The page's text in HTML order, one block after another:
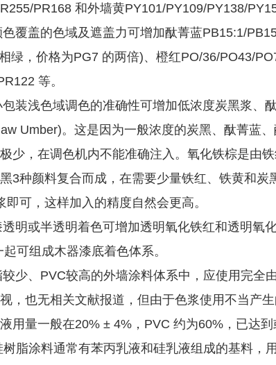
PR168 和外墙黄PY101/PY109/PY138/
覆盖的色域及遮盖力可增加酞菁蓝PB15:1/
绿，价格为PG7 的两倍)、橙红PO/36/PO43/
等。
装浅色域调色的准确性可增加低浓度炭黑浆、
Umber)。这是因为一般浓度的炭黑、酞菁蓝
少，在调色机内不能准确注入。氧化铁棕是由
3种颜料复合而成，在需要少量铁红、铁黄和
即可，这样加入的精度自然会更高。
明或半透明着色可增加透明氧化铁红和透明氧
可组成木器漆底着色体系。
少、PVC较高的外墙涂料体系中，应使用完全
，也无相关文献报道，但由于色浆使用不当产
用量一般在20% ± 4%，PVC 约为60%，已达
树脂涂料通常有苯丙乳液和硅乳液组成的基料，